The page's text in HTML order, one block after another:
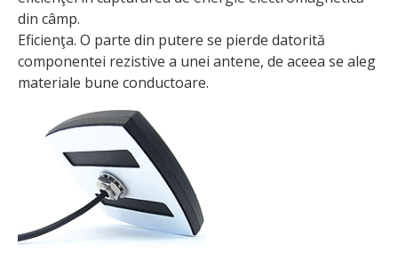
din câmp.
Eficienţa. O parte din putere se pierde datorită
componentei rezistive a unei antene, de aceea se aleg
materiale bune conductoare.